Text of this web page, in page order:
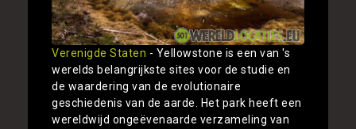
Verenigde Staten - Yellowstone is een van 's
werelds belangrijkste sites voor de studie en
de waardering van de evolutionaire
geschiedenis van de aarde. Het park heeft een
wereldwijd ongeëvenaarde verzameling van